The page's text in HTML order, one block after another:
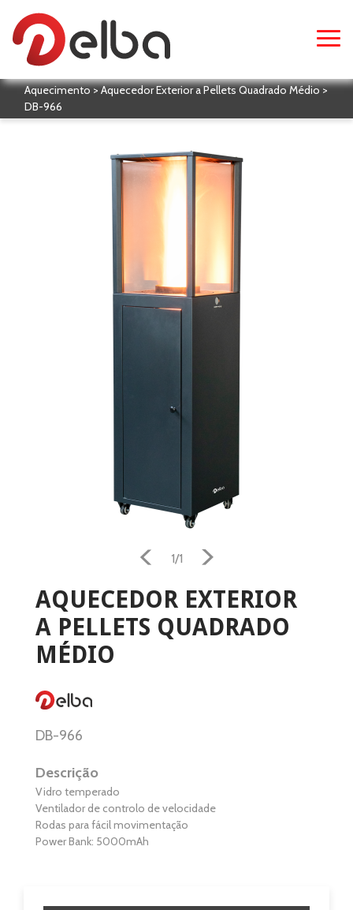
Ventilação
Casa e Jardim
Aquecimento > Aquecedor Exterior a Pellets Quadrado Médio >
DB-966
1/1
AQUECEDOR EXTERIOR
A PELLETS QUADRADO
MÉDIO
DB-966
Descrição
Vidro temperado
Ventilador de controlo de velocidade
Rodas para fácil movimentação
Power Bank: 5000mAh